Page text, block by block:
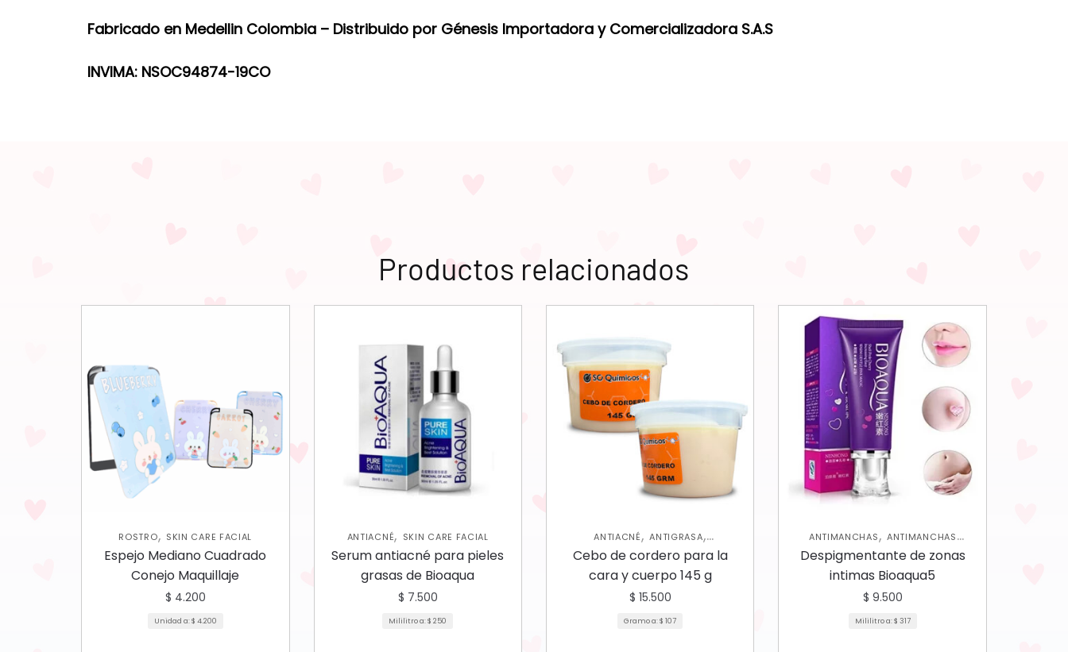
Fabricado en Medellin Colombia – Distribuido por Génesis Importadora y Comercializadora S.A.S
INVIMA: NSOC94874-19CO
Productos relacionados
ROSTRO, SKIN CARE FACIAL
Espejo Mediano Cuadrado
Conejo Maquillaje
$ 4.200
Unidad a:$ 4.200
ANTIACNÉ, SKIN CARE FACIAL
Serum antiacné para pieles
grasas de Bioaqua
$ 7.500
Mililitro a:$ 250
ANTIACNÉ,ANTIGRASA,
ANTIMANCHAS,ANTIMANCHAS
, ,
FACIAL
Cebo de cordero para la
cara y cuerpo 145 g
$ 15.500
Gramo a:$ 107
ANTIMANCHAS, ANTIMANCHAS
CORPORAL,SKIN CARE CORPORAL,
SKIN CARE FACIAL
Despigmentante de zonas
intimas Bioaqua5
$ 9.500
Mililitro a:$ 317